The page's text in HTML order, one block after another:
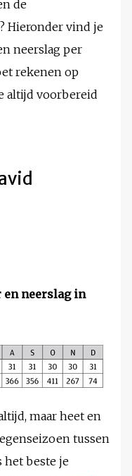
de
Hieronder vind je
neerslag per
rekenen op
altijd voorbereid
en neerslag in
maar heet en
tussen
het beste je